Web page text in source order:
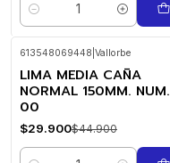
Cantidad
-33%
OFF
613548069448 Vallorbe
LIMA MEDIA CAÑA
NORMAL 150MM. NUM.
00
$29.900$44.900